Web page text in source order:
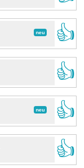
neu
👍
👍
neu
👍
👍